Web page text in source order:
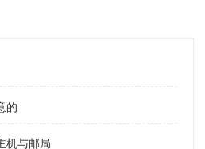
的
机与邮局